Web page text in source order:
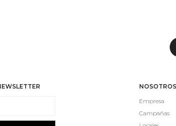
NOSOTROS
Empresa
Campañas